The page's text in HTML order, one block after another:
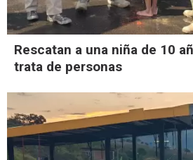
Rescatan a una niña de 10
trata de personas